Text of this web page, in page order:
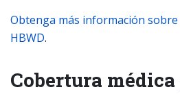
Obtenga más información
HBWD.
Cobertura